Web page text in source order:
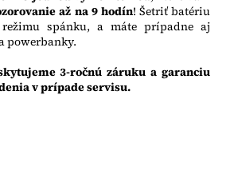
až na 9 hodín! Šetriť batériu
režimu spánku, a máte prípadne aj
powerbanky.
3-ročnú záruku a garanciu
v prípade servisu.